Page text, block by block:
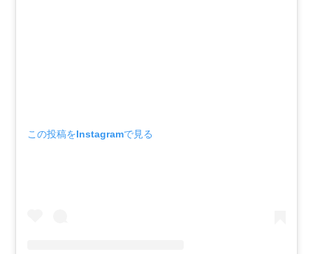
この投稿をInstagramで見る